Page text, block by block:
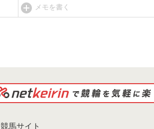
メモを書く
競馬サイト